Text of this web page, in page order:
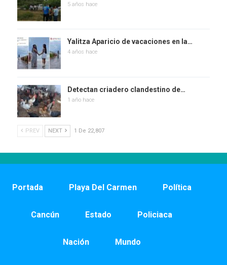
5 años hace
Yalitza Aparicio de vacaciones en la…
4 años hace
Detectan criadero clandestino de…
1 año hace
PREV NEXT 1 De 22,807
Portada Playa Del Carmen Política
Cancún Estado Policiaca
Nación Mundo